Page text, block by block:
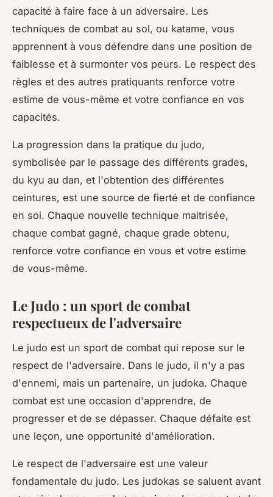
capacité à faire face à un adversaire. Les
techniques de combat au sol, ou katame, vous
apprennent à vous défendre dans une position de
faiblesse et à surmonter vos peurs. Le respect des
règles et des autres pratiquants renforce votre
estime de vous-même et votre confiance en vos
capacités.
La progression dans la pratique du judo,
symbolisée par le passage des différents grades,
du kyu au dan, et l'obtention des différentes
ceintures, est une source de fierté et de confiance
en soi. Chaque nouvelle technique maitrisée,
chaque combat gagné, chaque grade obtenu,
renforce votre confiance en vous et votre estime
de vous-même.
Le Judo : un sport de combat
respectueux de l'adversaire
Le judo est un sport de combat qui repose sur le
respect de l'adversaire. Dans le judo, il n'y a pas
d'ennemi, mais un partenaire, un judoka. Chaque
combat est une occasion d'apprendre, de
progresser et de se dépasser. Chaque défaite est
une leçon, une opportunité d'amélioration.
Le respect de l'adversaire est une valeur
fondamentale du judo. Les judokas se saluent avant